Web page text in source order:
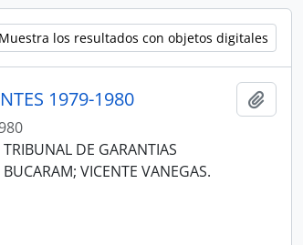
Muestra los resultados con objetos digitales
1979-1980
DE GARANTIAS
VICENTE VANEGAS.